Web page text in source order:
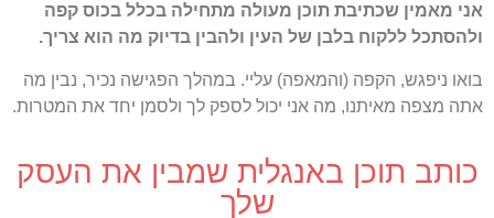
אני מאמין שכתיבת תוכן מעולה מתחילה בכלל בכוס קפה
ולהסתכל ללקוח בלבן של העין ולהבין בדיוק מה הוא צריך.
בואו ניפגש, הקפה (והמאפה) עליי. במהלך הפגישה נכיר, נבין מה
אתה מצפה מאיתנו, מה אני יכול לספק לך ולסמן יחד את המטרות.
כותב תוכן באנגלית שמבין את העסק
שלך